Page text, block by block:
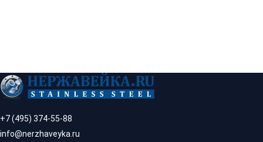
+7 (495) 374-55-88
info@nerzhaveyka.ru